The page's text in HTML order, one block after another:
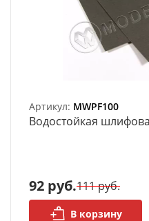
Артикул: MWPF100
Bодостойкая
92 руб.111 руб.
В корзину